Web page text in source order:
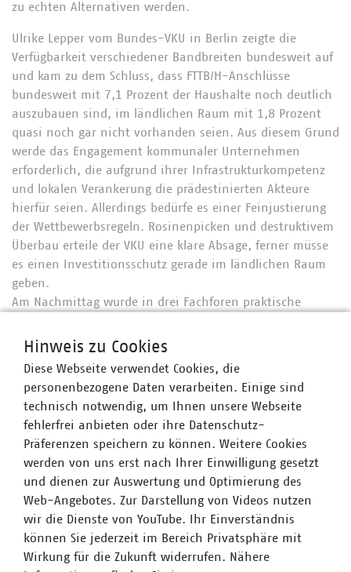
zu echten Alternativen werden.
Ulrike Lepper vom Bundes-VKU in Berlin zeigte die
Verfügbarkeit verschiedener Bandbreiten bundesweit auf
und kam zu dem Schluss, dass FTTB/H-Anschlüsse
bundesweit mit 7,1 Prozent der Haushalte noch deutlich
auszubauen sind, im ländlichen Raum mit 1,8 Prozent
quasi noch gar nicht vorhanden seien. Aus diesem Grund
werde das Engagement kommunaler Unternehmen
erforderlich, die aufgrund ihrer Infrastrukturkompetenz
und lokalen Verankerung die prädestinierten Akteure
hierfür seien. Allerdings bedürfe es einer Feinjustierung
der Wettbewerbsregeln. Rosinenpicken und destruktivem
Überbau erteile der VKU eine klare Absage, ferner müsse
es einen Investitionsschutz gerade im ländlichen Raum
geben.
Am Nachmittag wurde in drei Fachforen praktische
diskutiert. Ob die Kommunen nur Lückenbüßer sind und
kann, wurde am Thementisch von Bürgermeister Jürgen
Roth (Gemeinde Tuningen) und Stella Grießmayer vom
Städtetag diskutiert. Die Stärken und Schwächen des
Dr. Michael Zügel von Innenministerium und Dr. Karl
Peter Hoffmann von den Stadtwerken Sindelfingen
erörtert. Ulrike Lepper vom VKU und Matthias Koppenborg
von delta Karlsruhe moderierten die Diskussion über die
kommunalen Unternehmen.
Hinweis zu Cookies
Diese Webseite verwendet Cookies, die
personenbezogene Daten verarbeiten. Einige sind
technisch notwendig, um Ihnen unsere Webseite
fehlerfrei anbieten oder ihre Datenschutz-
Präferenzen speichern zu können. Weitere Cookies
werden von uns erst nach Ihrer Einwilligung gesetzt
und dienen zur Auswertung und Optimierung des
Web-Angebotes. Zur Darstellung von Videos nutzen
wir die Dienste von YouTube. Ihr Einverständnis
können Sie jederzeit im Bereich Privatsphäre mit
Wirkung für die Zukunft widerrufen. Nähere